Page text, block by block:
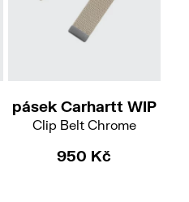
pásek Carhartt WIP
Clip Belt Chrome
950 Kč